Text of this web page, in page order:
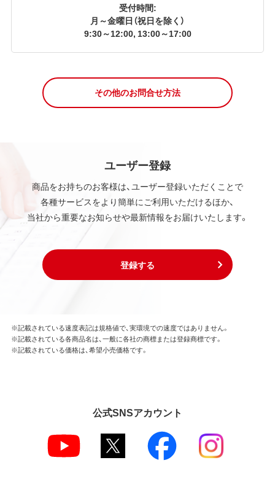
受付時間:
月～金曜日（祝日を除く）
9:30～12:00, 13:00～17:00
その他のお問合せ方法
ユーザー登録
商品をお持ちのお客様は、ユーザー登録いただくことで
各種サービスをより簡単にご利用いただけるほか、
当社から重要なお知らせや最新情報をお届けいたします。
登録する
※記載されている速度表記は規格値で、実環境での速度ではありません。
※記載されている各商品名は、一般に各社の商標または登録商標です。
※記載されている価格は、希望小売価格です。
公式SNSアカウント